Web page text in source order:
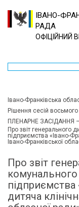
ІВАНО-
РАДА
ОФІЦІЙНИЙ
Івано-Франківська
Рішення сесій
ПЛЕНАРНЕ ЗАСІДАННЯ
Про звіт генерального
підприємства «Івано-
Івано-Франківської
Про звіт
підприємства
дитяча